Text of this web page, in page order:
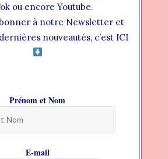
Videos
ou encore Youtube.
à notre Newsletter et
nouveautés, c’est ICI
Prénom et Nom
E-mail